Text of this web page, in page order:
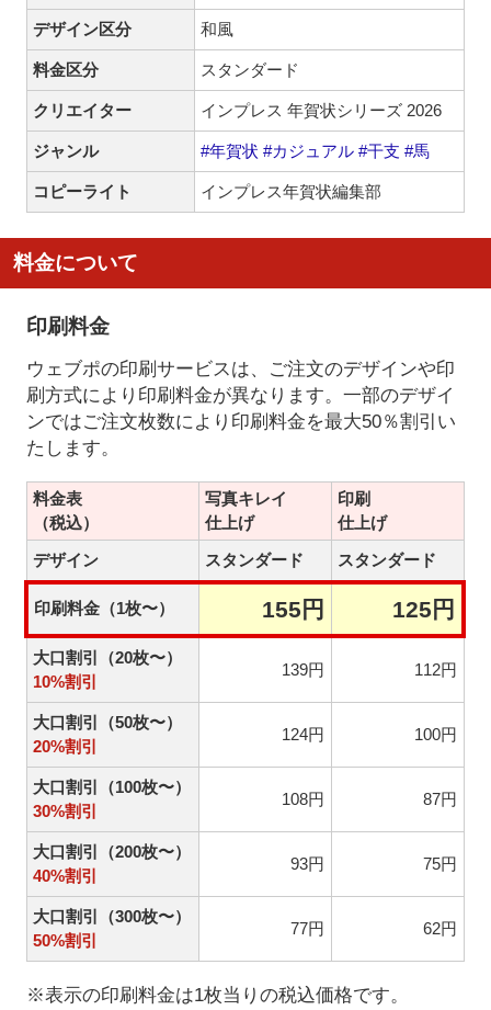
デザイン区分 和風
料金区分 スタンダード
クリエイター インプレス 年賀状シリーズ 2026
ジャンル #年賀状 #カジュアル #干支 #馬
コピーライト インプレス年賀状編集部
料金について
印刷料金
ウェブポの印刷サービスは、ご注文のデザインや印
刷方式により印刷料金が異なります。一部のデザイ
ンではご注文枚数により印刷料金を最大50％割引い
たします。
料金表
（税込）
写真キレイ
仕上げ
印刷
仕上げ
デザイン
スタンダード スタンダード
印刷料金（1枚〜） 155円 125円
大口割引（20枚〜）
10%割引
139円 112円
大口割引（50枚〜）
20%割引
124円 100円
大口割引（100枚〜）
30%割引
108円 87円
大口割引（200枚〜）
40%割引
93円 75円
大口割引（300枚〜）
50%割引
77円 62円
※表示の印刷料金は1枚当りの税込価格です。